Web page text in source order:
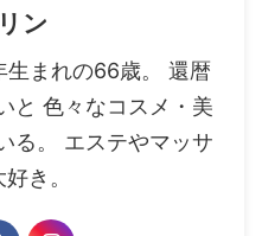
ン
まれの66歳。 還暦
と 色々なコスメ・美
る。 エステやマッサ
き。